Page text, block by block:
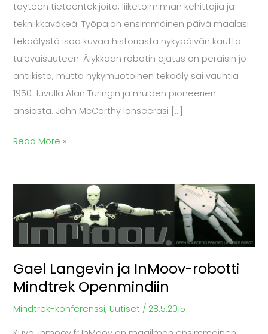
täyteen tieteentekijöitä, liiketoiminnan kehittäjiä ja
tekniikkaväkeä. Työpajan ensimmäinen päivä maalasi
tekoälystä isoa kuvaa historiasta nykypäivän kautta
tulevaisuuteen. Älykkään robotin ajatus on peräisin jo
antiikista, mutta nykymuotoinen tekoäly sai vauhtia
1950-luvulla Alan Turingin ja muiden pioneerien
ansiosta. John McCarthy lanseerasi […]
Read More »
Gael Langevin ja InMoov-robotti
Mindtrek Openmindiin
Mindtrek-konferenssi, Uutiset / 28.5.2015
Langevin
ja
InMoov-
robotti
Mindtrek